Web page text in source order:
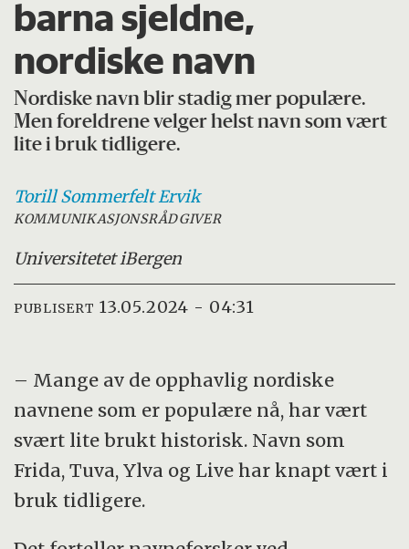
barna sjeldne,
nordiske navn
Nordiske navn blir stadig mer populære.
Men foreldrene velger helst navn som vært
lite i bruk tidligere.
Torill SommerfeltErvik
KOMMUNIKASJONSRÅDGIVER
Universitetet iBergen
PUBLISERT 13.05.2024 - 04:31
– Mange av de opphavlig nordiske
navnene som er populære nå, har vært
svært lite brukt historisk. Navn som
Frida, Tuva, Ylva og Live har knapt vært i
bruk tidligere.